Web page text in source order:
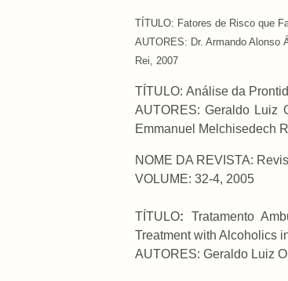
TÍTULO: Fatores de Risco que
AUTORES: Dr. Armando Alonso
Rei, 2007
TÍTULO: Análise da
AUTORES: Geraldo Luiz
Emmanuel Melchisedech
NOME DA REVISTA:
VOLUME: 32-4, 2005
TÍTULO: Tratamento
Treatment with Alcoholics
AUTORES: Geraldo Luiz